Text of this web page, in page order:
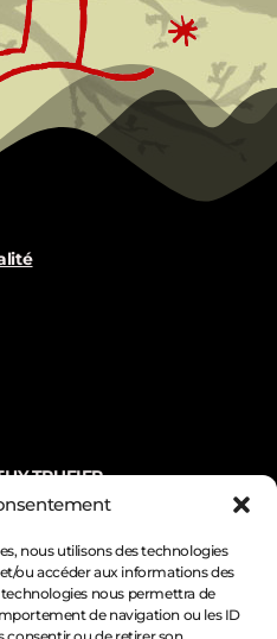
nous utilisons des technologies
ou accéder aux informations des
technologies nous permettra de
de navigation ou les ID
TRUFIER